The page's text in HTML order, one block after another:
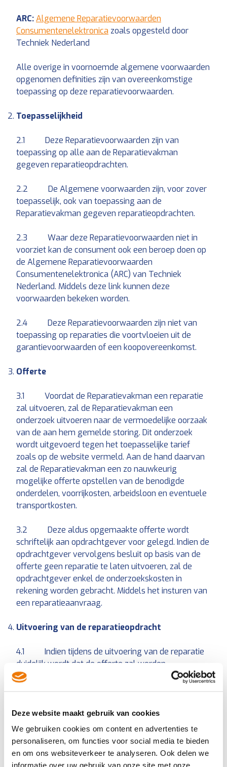
Deze website maakt gebruik van cookies
We gebruiken cookies om content en advertenties te
personaliseren, om functies voor social media te bieden
en om ons websiteverkeer te analyseren. Ook delen we
informatie over uw gebruik van onze site met onze
ARC:Algemene Reparatievoorwaarden
Consumentenelektronica zoals opgesteld door
Techniek Nederland
Alle overige in voornoemde algemene voorwaarden
opgenomen definities zijn van overeenkomstige
toepassing op deze reparatievoorwaarden.
Toepasselijkheid
2.1 Deze Reparatievoorwaarden zijn van
toepassing op alle aan de Reparatievakman
gegeven reparatieopdrachten.
2.2 De Algemene voorwaarden zijn, voor zover
toepasselijk, ook van toepassing aan de
Reparatievakman gegeven reparatieopdrachten.
2.3 Waar deze Reparatievoorwaarden niet in
voorziet kan de consument ook een beroep doen op
de Algemene Reparatievoorwaarden
Consumentenelektronica (ARC) van Techniek
Nederland. Middels deze link kunnen deze
voorwaarden bekeken worden.
2.4 Deze Reparatievoorwaarden zijn niet van
toepassing op reparaties die voortvloeien uit de
garantievoorwaarden of een koopovereenkomst.
Offerte
3.1 Voordat de Reparatievakman een reparatie
zal uitvoeren, zal de Reparatievakman een
onderzoek uitvoeren naar de vermoedelijke oorzaak
van de aan hem gemelde storing. Dit onderzoek
wordt uitgevoerd tegen het toepasselijke tarief
zoals op de website vermeld. Aan de hand daarvan
zal de Reparatievakman een zo nauwkeurig
mogelijke offerte opstellen van de benodigde
onderdelen, voorrijkosten, arbeidsloon en eventuele
transportkosten.
3.2 Deze aldus opgemaakte offerte wordt
schriftelijk aan opdrachtgever voor gelegd. Indien de
opdrachtgever vervolgens besluit op basis van de
offerte geen reparatie te laten uitvoeren, zal de
opdrachtgever enkel de onderzoekskosten in
rekening worden gebracht. Middels het insturen van
een reparatieaanvraag.
Uitvoering van de reparatieopdracht
4.1 Indien tijdens de uitvoering van de reparatie
duidelijk wordt dat de offerte zal worden
overschreden, zal de Reparatievakman in overleg
een nieuwe, herziene, offerte opmaken.
4.3 De opdrachtgever ontvangt een
gespecificeerde rekening met betrekking tot de
uitgevoerde reparatie.